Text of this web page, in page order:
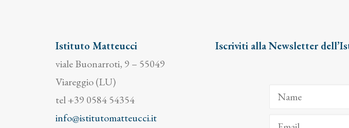
Istituto Matteucci
viale Buonarroti, 9 – 55049
Viareggio (LU)
tel +39 0584 54354
info@istitutomatteucci.it
Iscriviti alla Newsletter